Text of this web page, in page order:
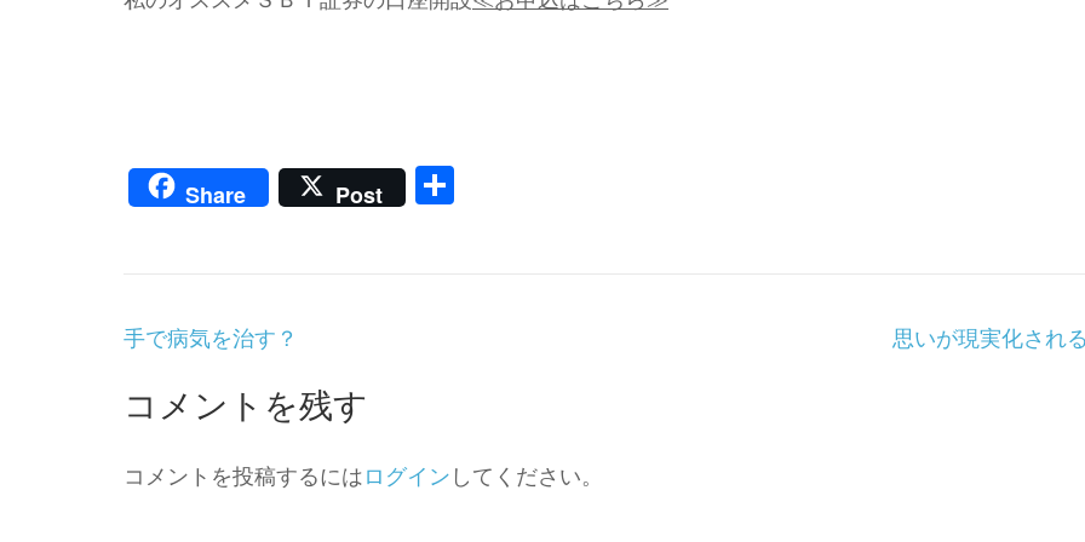
Share Post
投
ナ
ビ
ー
手で病気を治す？ 思いが現実化され
コメントを残す
コメントを投稿するにはログイン してください。